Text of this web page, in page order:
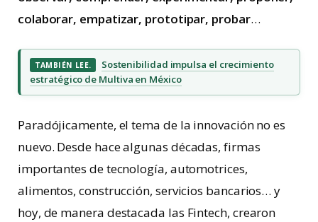
colaborar, empatizar, prototipar, probar…
TAMBIÉN LEE.
Sostenibilidad impulsa el crecimiento
estratégico de Multiva en México
Paradójicamente, el tema de la innovación no es
nuevo. Desde hace algunas décadas, firmas
importantes de tecnología, automotrices,
alimentos, construcción, servicios bancarios… y
hoy, de manera destacada las Fintech, crearon